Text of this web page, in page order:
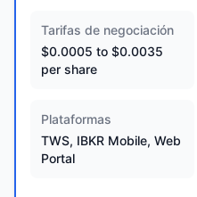
Tarifas de negociación
$0.0005 to $0.0035
per share
Plataformas
TWS, IBKR Mobile, Web
Portal